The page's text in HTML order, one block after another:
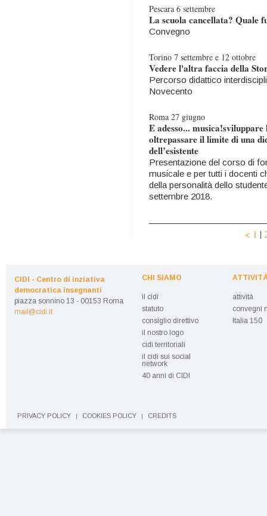
Pescara 6 settembre
La scuola cancellata? Quale
Convegno
Torino 7 settembre e 12 ottobre
Vedere l'altra faccia della
Percorso didattico
Novecento
Roma 27 giugno
E adesso...
oltrepassare il limite di una
dell’esistente
Presentazione del corso di
musicale e per tutti i docenti
della personalità dello
settembre 2018.
< 1 |
CIDI - Centro di inziativa
democratica insegnanti
piazza sonnino 13 - 00153 Roma
mail@cidi.it
CHI SIAMO
il cidi
statuto
consiglio direttivo
il nostro logo
cidi territoriali
il cidi sui social
network
40 anni di CIDI
attività
convegni
Italia 150
PRIVACY POLICY COOKIES POLICY CREDITS